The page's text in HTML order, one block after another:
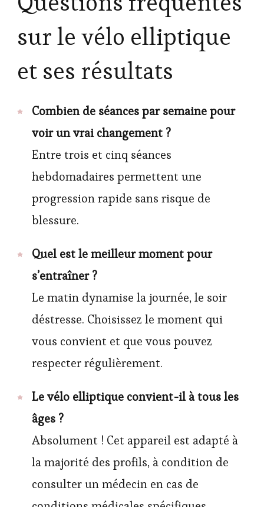
sur le vélo elliptique
et ses résultats
Combien de séances par semaine pour
voir un vrai changement ?
Entre trois et cinq séances
hebdomadaires permettent une
progression rapide sans risque de
blessure.
Quel est le meilleur moment pour
s’entraîner ?
Le matin dynamise la journée, le soir
déstresse. Choisissez le moment qui
vous convient et que vous pouvez
respecter régulièrement.
Le vélo elliptique convient-il à tous les
âges ?
Absolument ! Cet appareil est adapté à
la majorité des profils, à condition de
consulter un médecin en cas de